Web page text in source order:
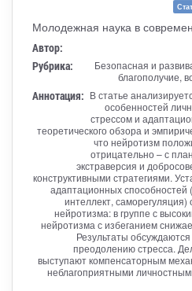
Молодежная наука в
Автор:
Рубрика:
Безопасная и
благополучие,
Аннотация: В статье
особенностей
стрессом и
теоретического обзора и
что нейротизм
отрицательно – с
экстраверсия и
конструктивными стратегиями.
адаптационных
интеллект, саморегуляция)
нейротизма: в группе с
нейротизма с избеганием
Результаты
преодолению стресса.
выступают компенсаторным
неблагоприятными